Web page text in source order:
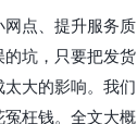
点、提升服务质
坑，只要把发货
大的影响。我们
枉钱。全文大概